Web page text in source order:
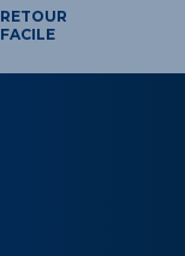
RETOUR
FACILE